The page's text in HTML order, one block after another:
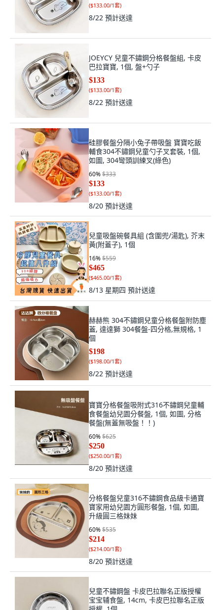
($133.00/1套)
8/22 預計送達
JOEYCY 兒童不鏽鋼分格餐盤組, 卡皮
巴拉寶寶, 1個, 盤+勺子
$133
($133.00/1套)
8/22 預計送達
硅膠餐盤分隔小兔子帶吸盤 寶寶吃飯
輔食304不鏽鋼兒童勺子叉套裝, 1個,
如圖, 304彎頭訓練叉(綠色)
60%$333
$133
($133.00/1套)
8/20 預計送達
兒童吸盤碗餐具組 (含圍兜/湯匙), 芥末
黃(附蓋子), 1個
16%$559
$465
($465.00/1套)
8/13 星期四 預計送達
赫赫熊 304不鏽鋼兒童分格餐盤附防塵
蓋, 達達獅 304餐盤-四分格,無規格, 1
個
$198
($198.00/1套)
8/22 預計送達
寶寶分格餐盤吸附式316不鏽鋼兒童輔
食餐盤幼兒園分餐盤, 1個, 如圖, 分格
餐盤(無蓋無吸盤！！)
60%$625
$250
($250.00/1套)
8/20 預計送達
分格餐盤兒童316不鏽鋼食品級卡通寶
寶家用幼兒園方圓形餐盤, 1個, 如圖,
升級圓三格妹妹
60%$535
$214
($214.00/1套)
8/20 預計送達
兒童不鏽鋼盤 卡皮巴拉聯名正版授權
宝宝辅食盤, 14cm, 卡皮巴拉聯名正版